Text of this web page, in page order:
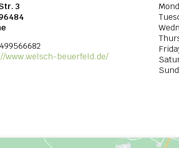
3
www.welsch-beuerfeld.de/